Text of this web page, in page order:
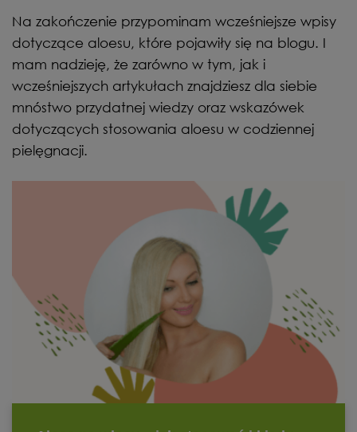
Na zakończenie przypominam wcześniejsze wpisy
dotyczące aloesu, które pojawiły się na blogu. I
mam nadzieję, że zarówno w tym, jak i
wcześniejszych artykułach znajdziesz dla siebie
mnóstwo przydatnej wiedzy oraz wskazówek
dotyczących stosowania aloesu w codziennej
pielęgnacji.